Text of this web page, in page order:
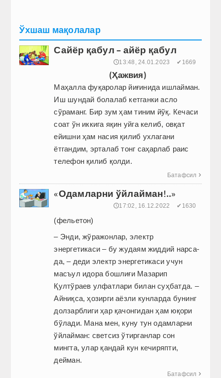
Ўхшаш мақолалар
Сайёр қабул – айёр қабул
🕔13:48, 24.01.2023 ✔1669
(Ҳажвия)
Маҳалла фуқаролар йиғинида ишлайман.
Иш шундай болалаб кетганки асло
сўраманг. Бир зум ҳам тиним йўқ. Кечаси
соат ўн иккига яқин уйга келиб, овқат
ейишни ҳам насия қилиб ухлагани
ётгандим, эрталаб тонг саҳарлаб раис
телефон қилиб қолди.
Батафсил 
«Одамларни ўйлайман!..»
🕔17:02, 16.12.2022 ✔1630
(фельетон)
– Энди, жўражонлар, электр
энергетикаси – бу жудаям жиддий нарса-
да, – деди электр энергетикаси учун
масъул идора бошлиғи Мазарип
Қултўраев улфатлари билан суҳбатда. –
Айниқса, ҳозирги аёзли кунларда бунинг
долзарблиги ҳар қачонгидан ҳам юқори
бўлади. Мана мен, куну тун одамларни
ўйлайман: светсиз ўтирганлар сон
мингта, улар қандай кун кечиряпти,
дейман.
Батафсил 